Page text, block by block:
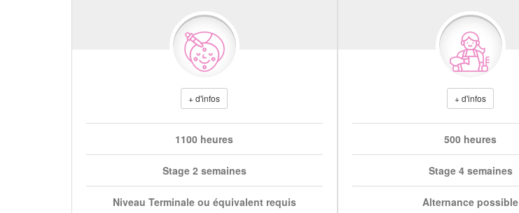
+ d'infos
1100 heures
Stage 2 semaines
Niveau Terminale ou équivalent requis
+ d'infos
500 heures
Stage 4 semaines
Alternance possible